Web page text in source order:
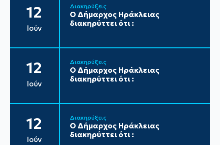
12
Ιούν
Διακηρύξεις
Ο Δήμαρχος Ηράκλειας
διακηρύττει ότι :
12
Ιούν
Διακηρύξεις
Ο Δήμαρχος Ηράκλειας
διακηρύττει ότι :
12
Ιούν
Διακηρύξεις
Ο Δήμαρχος Ηράκλειας
διακηρύττει ότι :